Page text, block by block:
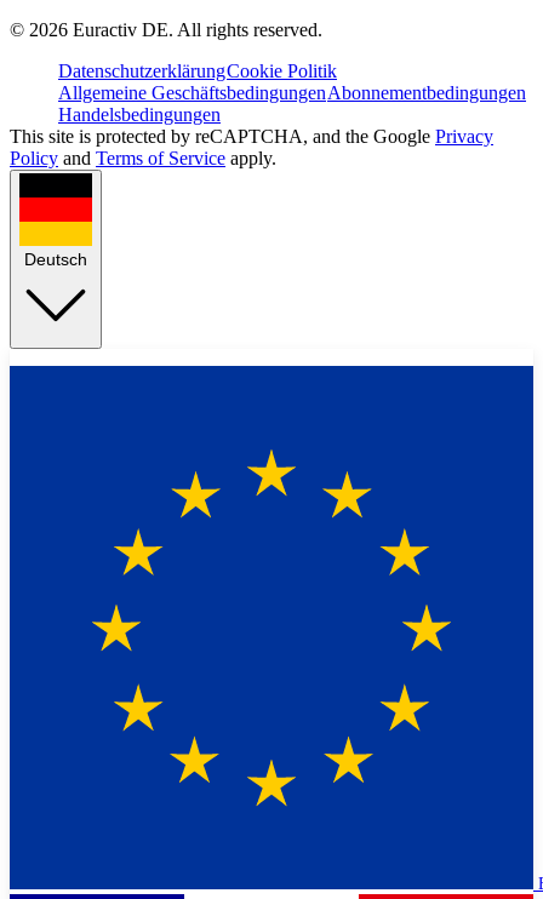
© 2026 Euractiv DE. All rights reserved.
DatenschutzerklärungCookie Politik
Allgemeine GeschäftsbedingungenAbonnementbedingungen
Handelsbedingungen
This site is protected by reCAPTCHA, and the Google Privacy
Policy and Terms of Service apply.
Deutsch